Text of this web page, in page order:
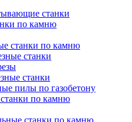
станки
по камню
станки по камню
станки
станки
пилы по газобетону
по камню
станки по камню